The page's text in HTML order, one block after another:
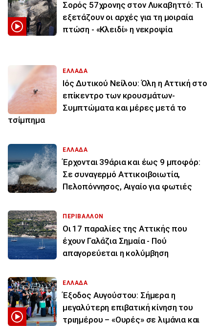
Σορός 57χρονης στον Λυκαβηττό: Τι
εξετάζουν οι αρχές για τη μοιραία
πτώση - «Κλειδί» η νεκροψία
ΕΛΛΑΔΑ
Ιός Δυτικού Νείλου: Όλη η Αττική στο
επίκεντρο των κρουσμάτων-
Συμπτώματα και μέρες μετά το
τσίμπημα
ΕΛΛΑΔΑ
Έρχονται 39άρια και έως 9 μποφόρ:
Σε συναγερμό Αττικοιβοιωτία,
Πελοπόννησος, Αιγαίο για φωτιές
ΠΕΡΙΒΑΛΛΟΝ
Οι 17 παραλίες της Αττικής που
έχουν Γαλάζια Σημαία - Πού
απαγορεύεται η κολύμβηση
ΕΛΛΑΔΑ
Έξοδος Αυγούστου: Σήμερα η
μεγαλύτερη επιβατική κίνηση του
τριημέρου – «Ουρές» σε λιμάνια και